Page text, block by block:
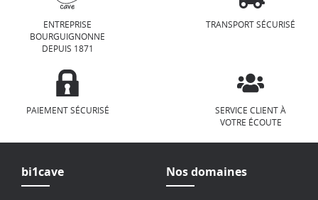
ENTREPRISE
BOURGUIGNONNE
DEPUIS 1871
TRANSPORT SÉCURISÉ
PAIEMENT SÉCURISÉ
SERVICE CLIENT À
VOTRE ÉCOUTE
bi1cave Nos domaines